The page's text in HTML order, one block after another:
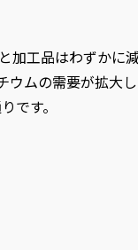
工品はわずかに減
ムの需要が拡大し
です。